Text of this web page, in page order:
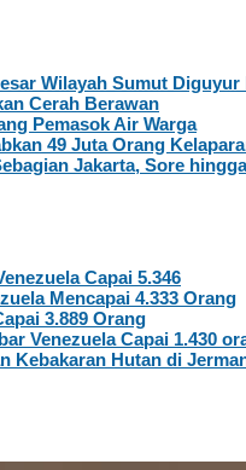
Wilayah Sumut
Cerah Berawan
Pemasok Air Warga
49 Juta Orang
Jakarta, Sore
Capai 5.346
Mencapai 4.333 Orang
3.889 Orang
Venezuela Capai 1.430
Kebakaran Hutan di